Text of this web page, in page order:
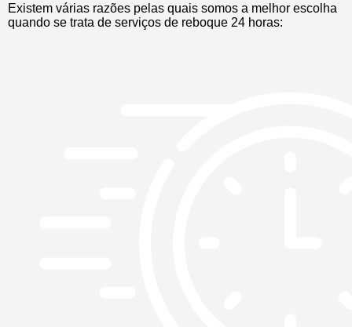
Existem várias razões pelas quais somos a melhor escolha
quando se trata de serviços de reboque 24 horas: